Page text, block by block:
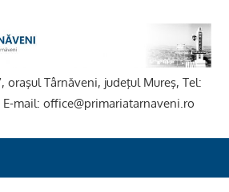
oraşul Târnăveni, judeţul Mureş, Tel:
mail: office@primariatarnaveni.ro